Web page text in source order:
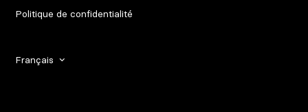
Politique de confidentialité
Français